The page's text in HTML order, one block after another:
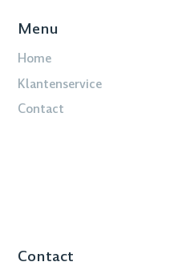
Menu
Home
Klantenservice
Contact
Contact